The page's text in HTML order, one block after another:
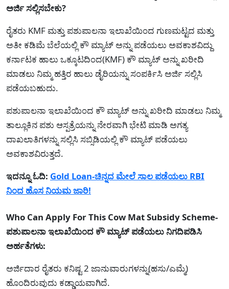
ಅರ್ಜಿ ಸಲ್ಲಿಸಬೇಕು?
ರೈತರು KMF ಮತ್ತು ಪಶುಪಾಲನಾ ಇಲಾಖೆಯಿಂದ ಗುಣಮಟ್ಟದ ಮತ್ತು
ಅತೀ ಕಡಿಮೆ ಬೆಲೆಯಲ್ಲಿ ಕೌ ಮ್ಯಾಟ್ ಅನ್ನು ಪಡೆಯಲು ಅವಕಾಶವಿದ್ದು
ಕರ್ನಾಟಕ ಹಾಲು ಒಕ್ಕೂಟದಿಂದ(KMF) ಕೌ ಮ್ಯಾಟ್ ಅನ್ನು ಖರೀದಿ
ಮಾಡಲು ನಿಮ್ಮ ಹತ್ತಿರ ಹಾಲು ಡೈರಿಯನ್ನು ಸಂಪರ್ಕಿಸಿ ಅರ್ಜಿ ಸಲ್ಲಿಸಿ
ಪಡೆಯಬಹುದು.
ಪಶುಪಾಲನಾ ಇಲಾಖೆಯಿಂದ ಕೌ ಮ್ಯಾಟ್ ಅನ್ನು ಖರೀದಿ ಮಾಡಲು ನಿಮ್ಮ
ತಾಲ್ಲೂಕಿನ ಪಶು ಆಸ್ಪತ್ರೆಯನ್ನು ನೇರವಾಗಿ ಭೇಟಿ ಮಾಡಿ ಅಗತ್ಯ
ದಾಖಲಾತಿಗಳನ್ನು ಸಲ್ಲಿಸಿ ಸಬ್ಸಿಡಿಯಲ್ಲಿ ಕೌ ಮ್ಯಾಟ್ ಪಡೆಯಲು
ಅವಕಾಶವಿರುತ್ತದೆ.
ಇದನ್ನೂ ಓದಿ: Gold Loan-ಚಿನ್ನದ ಮೇಲೆ ಸಾಲ ಪಡೆಯಲು RBI
ನಿಂದ ಹೊಸ ನಿಯಮ ಜಾರಿ!
Who Can Apply For This Cow Mat Subsidy Scheme-
ಪಶುಪಾಲನಾ ಇಲಾಖೆಯಿಂದ ಕೌ ಮ್ಯಾಟ್ ಪಡೆಯಲು ನಿಗದಿಪಡಿಸಿ
ಅರ್ಹತೆಗಳು:
ಅರ್ಜಿದಾರ ರೈತರು ಕನಿಷ್ಟ 2 ಜಾನುವಾರುಗಳನ್ನು(ಹಸು/ಎಮ್ಮೆ)
ಹೊಂದಿರುವುದು ಕಡ್ಡಾಯವಾಗಿದೆ.